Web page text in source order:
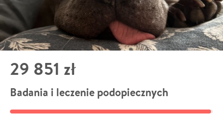
29 851 zł
Badania i leczenie podopiecznych